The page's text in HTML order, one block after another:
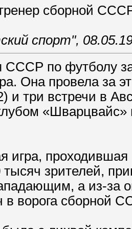
сборной
спорт",
по футболу
Она провела за
и три встречи в
«Шварцвайс»
игра,
тысяч зрителей,
а из-за
в ворога сборной